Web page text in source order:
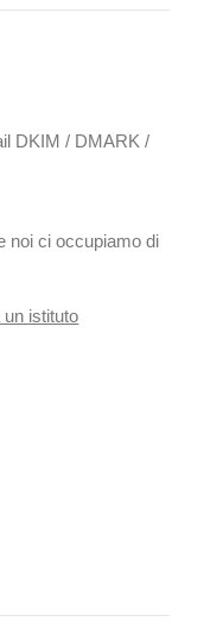
DKIM / DMARK /
noi ci occupiamo di
istituto